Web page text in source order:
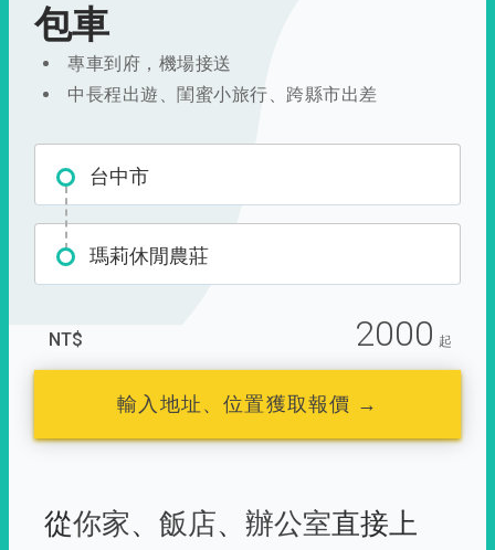
包車
專車到府，機場接送
中長程出遊、閨蜜小旅行、跨縣市出差
台中市
瑪莉休閒農莊
NT$ 2000 起
輸入地址、位置獲取報價 →
從你家、 飯店、 辦公室直接上